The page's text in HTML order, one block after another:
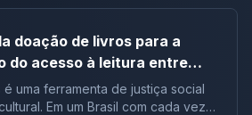
doação de livros para a
do acesso à leitura entre
de vulnerabilidade
Tema de Redação
uma ferramenta de justiça social
Em um Brasil com cada vez